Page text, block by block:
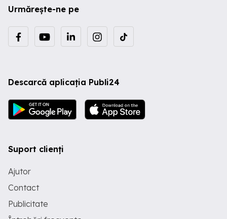
Urmărește-ne pe
Descarcă aplicația Publi24
Suport clienți
Ajutor
Contact
Publicitate